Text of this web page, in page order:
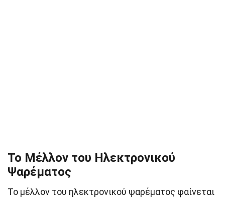
Το Μέλλον του Ηλεκτρονικού
Ψαρέματος
Το μέλλον του ηλεκτρονικού ψαρέματος φαίνεται